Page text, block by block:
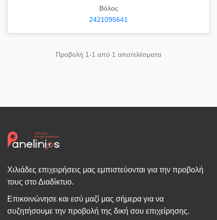
Βόλος
2421095641
Προβολή 1-1 από 1 αποτελέσματα
Χιλιάδες επιχειρήσεις μας εμπιστεύονται για την προβολή
τους στο Διαδίκτυο.
Επικοινώνησε και εσύ μαζί μας σήμερα για να
συζητήσουμε την προβολή της δική σου επιχείρησης.